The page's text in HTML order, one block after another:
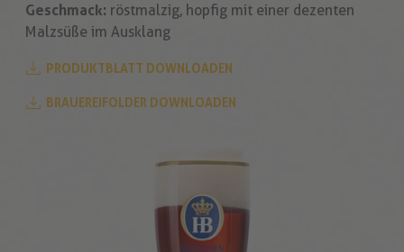
Geschmack: röstmalzig, hopfig mit einer dezenten
Malzsüße im Ausklang
PRODUKTBLATT DOWNLOADEN
BRAUEREIFOLDER DOWNLOADEN